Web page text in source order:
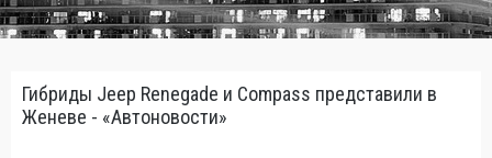
Гибриды Jeep Renegade и Compass представили в
Женеве - «Автоновости»